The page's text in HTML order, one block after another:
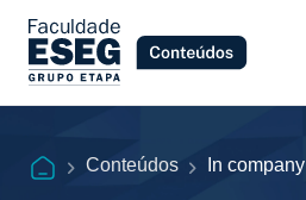
Conteúdos In company